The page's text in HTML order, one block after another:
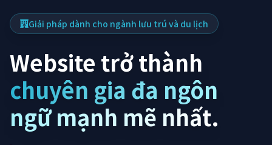
Giải pháp dành cho ngành lưu trú và du lịch
Website trở thành
chuyên gia đa ngôn
ngữ mạnh mẽ nhất.